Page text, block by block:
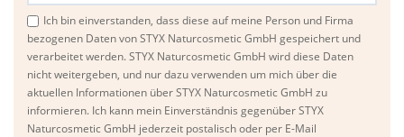
Ich bin einverstanden, dass diese auf meine Person und Firma
bezogenen Daten von STYX Naturcosmetic GmbH gespeichert und
verarbeitet werden. STYX Naturcosmetic GmbH wird diese Daten
nicht weitergeben, und nur dazu verwenden um mich über die
aktuellen Informationen über STYX Naturcosmetic GmbH zu
informieren. Ich kann mein Einverständnis gegenüber STYX
Naturcosmetic GmbH jederzeit postalisch oder per E-Mail